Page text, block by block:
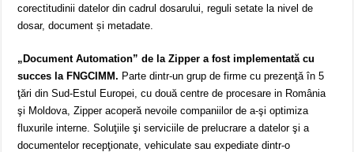
corectitudinii datelor din cadrul dosarului, reguli setate la nivel de
dosar, document și metadate.
„Document Automation” de la Zipper a fost implementată cu
succes laFNGCIMM. Parte dintr-un grup de firme cu prezenţă în 5
ţări din Sud-Estul Europei, cu două centre de procesare in România
şi Moldova, Zipper acoperă nevoile companiilor de a-şi optimiza
fluxurile interne. Soluţiile şi serviciile de prelucrare a datelor şi a
documentelor recepţionate, vehiculate sau expediate dintr-o